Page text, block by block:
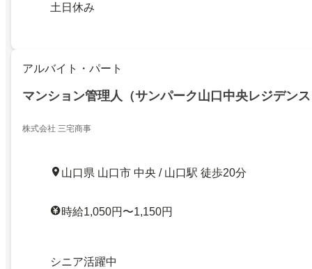
土日休み
アルバイト・パート
マンション管理人（サンパーク山口中央レジデン
株式会社 三宅商事
山口県 山口市 中央 / 山口駅 徒歩20分
時給1,050円〜1,150円
シニア活躍中